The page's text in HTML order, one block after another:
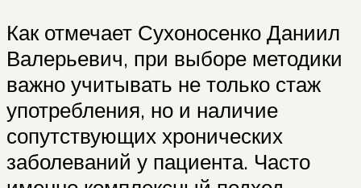
Как отмечает Сухоносенко Даниил
Валерьевич, при выборе методики
важно учитывать не только стаж
употребления, но и наличие
сопутствующих хронических
заболеваний у пациента. Часто